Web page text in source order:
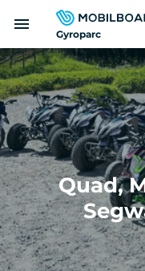
zum
Gyroparc
menu
Quad,